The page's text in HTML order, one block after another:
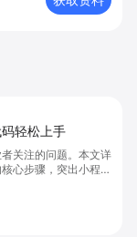
轻松上手
关注的问题。本文详
心步骤，突出小程序
，帮助你轻松实现商
营，快速开启线上卖
！